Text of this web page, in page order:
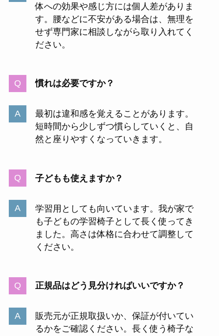
体への効果や感じ方には個人差がありま
す。腰などに不安がある場合は、無理を
せず専門家に相談しながら取り入れてく
ださい。
慣れは必要ですか？
最初は違和感を覚えることがあります。
短時間から少しずつ慣らしていくと、自
然と座りやすくなっていきます。
子どもも使えますか？
学習用としても向いています。我が家で
も子どもの学習椅子として長く使ってき
ました。高さは体格に合わせて調整して
ください。
正規品はどう見分ければいいですか？
販売元が正規取扱いか、保証が付いてい
るかをご確認ください。長く使う椅子な